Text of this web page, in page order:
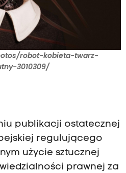
robot-kobieta-twarz-
3010309/
publikacji ostatecznej
regulującego
użycie sztucznej
prawnej za